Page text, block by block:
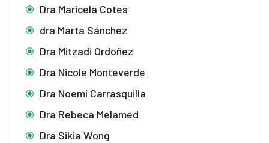
Dra Maricela Cotes
dra Marta Sánchez
Dra Mitzadi Ordoñez
Dra Nicole Monteverde
Dra Noemí Carrasquilla
Dra Rebeca Melamed
Dra Sikia Wong